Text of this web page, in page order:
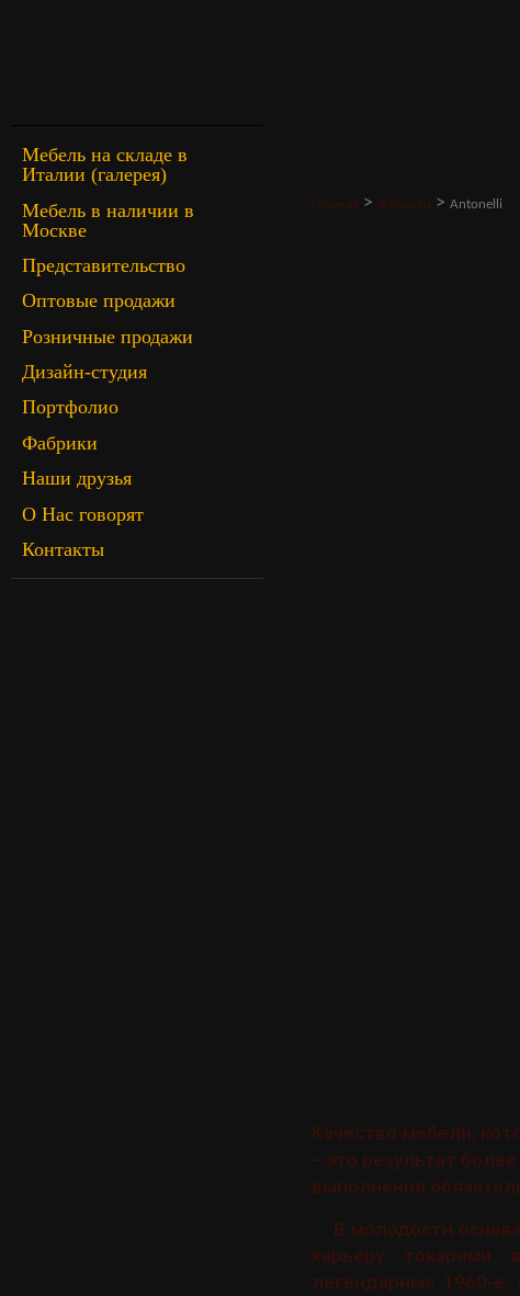
Мебель на складе в
Италии (галерея)
Мебель в наличии в
Москве
Представительство
Оптовые продажи
Розничные продажи
Дизайн-студия
Портфолио
Фабрики
Наши друзья
О Нас говорят
Контакты
Главная > Фабрики > Antonelli
Качество мебели,
– это результат
выполнения
В молодости
карьеру токарями
легендарные 1960-е,